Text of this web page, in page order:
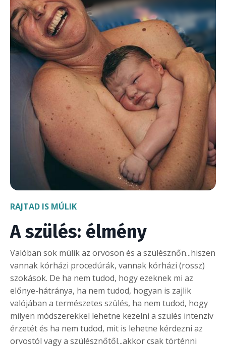
RAJTAD IS MÚLIK
A szülés: élmény
Valóban sok múlik az orvoson és a szülésznőn...hiszen
vannak kórházi procedúrák, vannak kórházi (rossz)
szokások. De ha nem tudod, hogy ezeknek mi az
előnye-hátránya, ha nem tudod, hogyan is zajlik
valójában a természetes szülés, ha nem tudod, hogy
milyen módszerekkel lehetne kezelni a szülés intenzív
érzetét és ha nem tudod, mit is lehetne kérdezni az
orvostól vagy a szülésznőtől...akkor csak történni